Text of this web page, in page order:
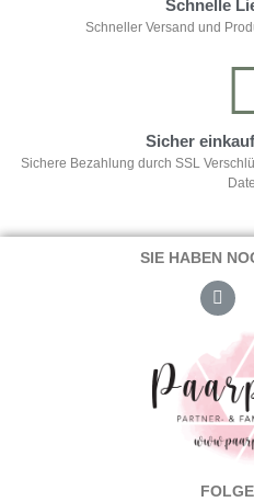
Schnelle
Schneller Versand und
Sicher
Sichere Bezahlung durch SSL
SIE HABEN